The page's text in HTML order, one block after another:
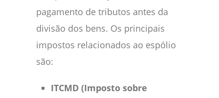
pagamento de tributos antes da
divisão dos bens. Os principais
impostos relacionados ao espólio
são:
ITCMD (Imposto sobre